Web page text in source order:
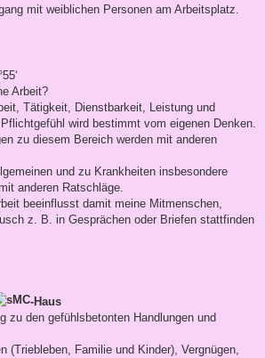
mit weiblichen Personen am Arbeitsplatz.
Arbeit?
Tätigkeit, Dienstbarkeit, Leistung und
wird bestimmt vom eigenen Denken.
zu diesem Bereich werden mit anderen
und zu Krankheiten insbesondere
anderen Ratschläge.
beeinflusst damit meine Mitmenschen,
z. B. in Gesprächen oder Briefen stattfinden
-Haus
zu den gefühlsbetonten Handlungen und
(Triebleben, Familie und Kinder), Vergnügen,